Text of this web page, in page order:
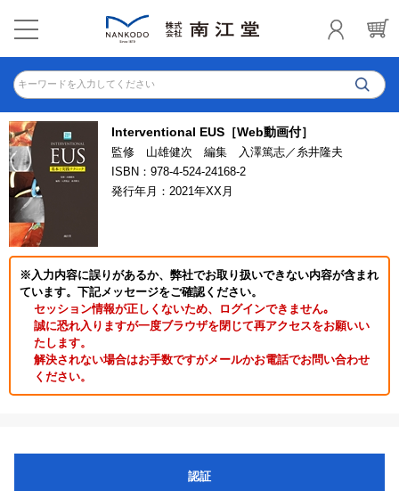
キーワードを入力してください
Interventional EUS［Web動画付］
監修 山雄健次 編集 入澤篤志／糸井隆夫
ISBN：978-4-524-24168-2
発行年月：2021年XX月
※入力内容に誤りがあるか、弊社でお取り扱いできない内容が含まれ
ています。下記メッセージをご確認ください。
セッション情報が正しくないため、ログインできません｡
誠に恐れ入りますが一度ブラウザを閉じて再アクセスをお願いい
たします。
解決されない場合はお手数ですがメールかお電話でお問い合わせ
ください。
認証